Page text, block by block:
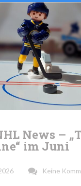
News –
im Juni
Keine